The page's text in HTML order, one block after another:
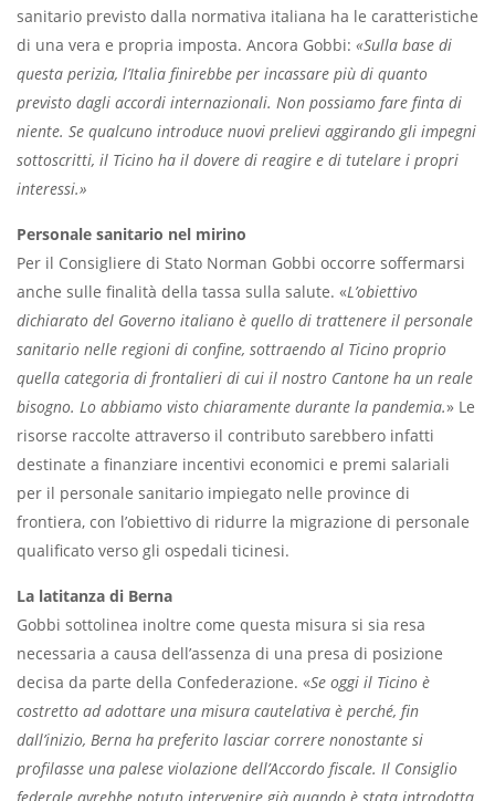
sanitario previsto dalla normativa italiana ha le caratteristiche
di una vera e propria imposta. Ancora Gobbi: «Sulla base di
questa perizia, l’Italia finirebbe per incassare più di quanto
previsto dagli accordi internazionali. Non possiamo fare finta di
niente. Se qualcuno introduce nuovi prelievi aggirando gli impegni
sottoscritti, il Ticino ha il dovere di reagire e di tutelare i propri
interessi.»
Personale sanitario nel mirino
Per il Consigliere di Stato Norman Gobbi occorre soffermarsi
anche sulle finalità della tassa sulla salute. «L’obiettivo
dichiarato del Governo italiano è quello di trattenere il personale
sanitario nelle regioni di confine, sottraendo al Ticino proprio
quella categoria di frontalieri di cui il nostro Cantone ha un reale
bisogno. Lo abbiamo visto chiaramente durante la pandemia.» Le
risorse raccolte attraverso il contributo sarebbero infatti
destinate a finanziare incentivi economici e premi salariali
per il personale sanitario impiegato nelle province di
frontiera, con l’obiettivo di ridurre la migrazione di personale
qualificato verso gli ospedali ticinesi.
La latitanza di Berna
Gobbi sottolinea inoltre come questa misura si sia resa
necessaria a causa dell’assenza di una presa di posizione
decisa da parte della Confederazione. «Se oggi il Ticino è
costretto ad adottare una misura cautelativa è perché, fin
dall’inizio, Berna ha preferito lasciar correre nonostante si
profilasse una palese violazione dell’Accordo fiscale. Il Consiglio